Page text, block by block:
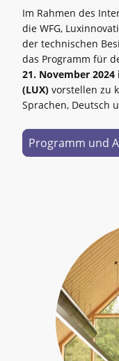
Im Rahmen des
die WFG,
der technischen
das Programm für
21. November
(LUX) vorstellen zu
Sprachen, Deutsch
Programm und